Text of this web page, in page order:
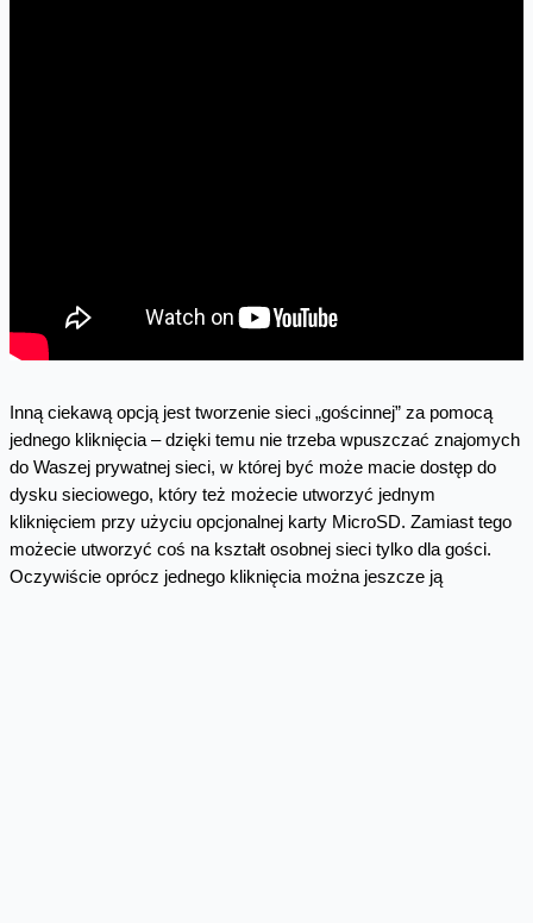
Inną ciekawą opcją jest tworzenie sieci „gościnnej” za pomocą
jednego kliknięcia – dzięki temu nie trzeba wpuszczać znajomych
do Waszej prywatnej sieci, w której być może macie dostęp do
dysku sieciowego, który też możecie utworzyć jednym
kliknięciem przy użyciu opcjonalnej karty MicroSD. Zamiast tego
możecie utworzyć coś na kształt osobnej sieci tylko dla gości.
Oczywiście oprócz jednego kliknięcia można jeszcze ją